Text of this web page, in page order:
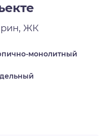
жителям
окружающей
на
медицинские
застройки уже
развитой части
застройщик
ЖК
монолитный